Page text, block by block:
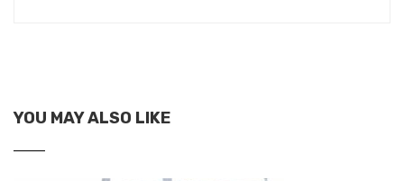
YOU MAY ALSO LIKE